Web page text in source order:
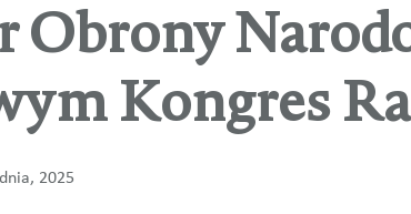
Kongres
2025